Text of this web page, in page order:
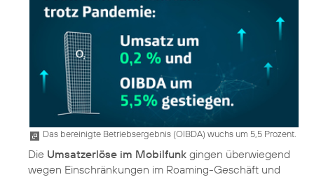
Das bereinigte Betriebsergebnis (OIBDA) wuchs um 5,5 Prozent.
Die Umsatzerlöse im Mobilfunk gingen überwiegend
wegen Einschränkungen im Roaming-Geschäft und